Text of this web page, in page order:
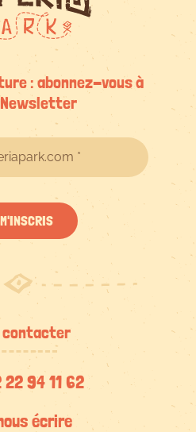
: abonnez-vous à
contacter
22 94 11 62
écrire